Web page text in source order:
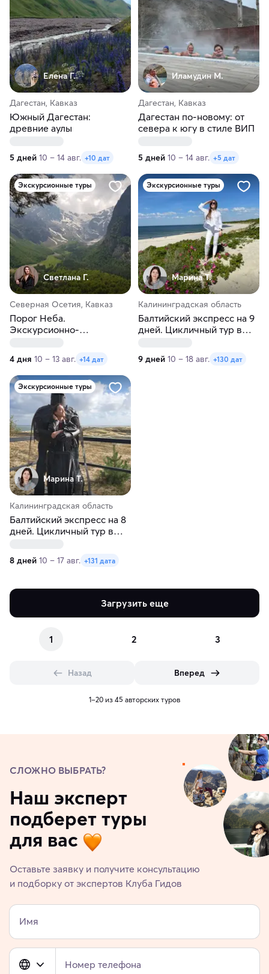
Елена Г.
Дагестан, Кавказ
Южный Дагестан:
древние аулы
5 дней 10 – 14 авг. +10 дат
Иламудин М.
Дагестан, Кавказ
Дагестан по-новому: от
севера к югу в стиле ВИП
5 дней 10 – 14 авг. +5 дат
Экскурсионные туры
Светлана Г.
Северная Осетия, Кавказ
Порог Неба.
Экскурсионно-
4 дня 10 – 13 авг. +14 дат
Экскурсионные туры
Марина Т.
Калининградская область
Балтийский экспресс на 9
дней. Цикличный тур в
9 дней 10 – 18 авг. +130 дат
Экскурсионные туры
Марина Т.
Калининградская область
Балтийский экспресс на 8
дней. Цикличный тур в
8 дней 10 – 17 авг. +131 дата
Загрузить еще
1 2 3
Назад Вперед
1–20 из 45 авторских туров
СЛОЖНО ВЫБРАТЬ?
Наш эксперт
подберет туры
для вас
Оставьте заявку и получите консультацию
и подборку от экспертов Клуба Гидов
Имя
Номер телефона